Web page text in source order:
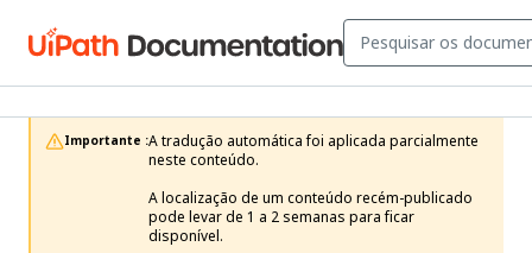
Importante :A tradução automática foi aplicada parcialmente
neste conteúdo.
A localização de um conteúdo recém-publicado
pode levar de 1 a 2 semanas para ficar
disponível.